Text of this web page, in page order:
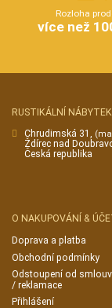
Rozloha
více než
RUSTIKÁLNÍ NÁBYTEK
Chrudimská 31,
Ždírec nad
Česká republika
O NAKUPOVÁNÍ &
Doprava a platba
Obchodní podmínky
Odstoupení od
/ reklamace
Přihlášení